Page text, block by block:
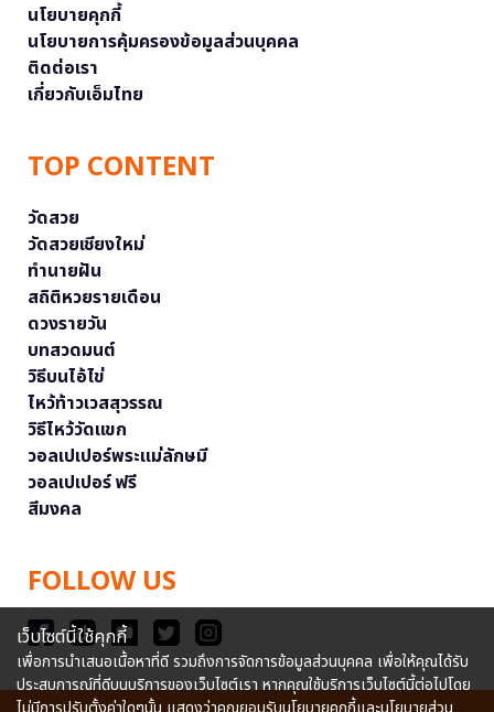
นโยบายคุกกี้
นโยบายการคุ้มครองข้อมูลส่วนบุคคล
ติดต่อเรา
เกี่ยวกับเอ็มไทย
TOP CONTENT
วัดสวย
วัดสวยเชียงใหม่
ทำนายฝัน
สถิติหวยรายเดือน
ดวงรายวัน
บทสวดมนต์
วิธีบนไอ้ไข่
ไหว้ท้าวเวสสุวรรณ
วิธีไหว้วัดแขก
วอลเปเปอร์พระแม่ลักษมี
วอลเปเปอร์ ฟรี
สีมงคล
FOLLOW US
เว็บไซต์นี้ใช้คุกกี้
เพื่อการนำเสนอเนื้อหาที่ดี รวมถึงการจัดการข้อมูลส่วนบุคคล เพื่อให้คุณได้รับ
ประสบการณ์ที่ดีบนบริการของเว็บไซต์เรา หากคุณใช้บริการเว็บไซต์นี้ต่อไปโดย